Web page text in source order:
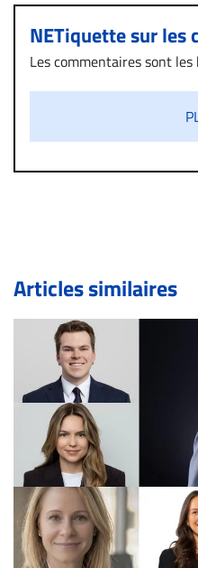
NETiquette sur les
Les commentaires sont
diffamatoire. Si malgré
un commentaire publié
immédiatement contact
de validation, un droit de
Bien à vous,
La Rédaction de Droit-
Articles similaires